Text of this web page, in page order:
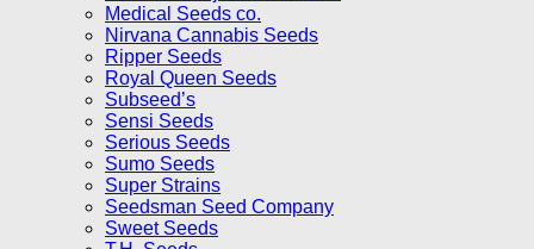
Medical Seeds co.
Nirvana Cannabis Seeds
Ripper Seeds
Royal Queen Seeds
Subseed’s
Sensi Seeds
Serious Seeds
Sumo Seeds
Super Strains
Seedsman Seed Company
Sweet Seeds